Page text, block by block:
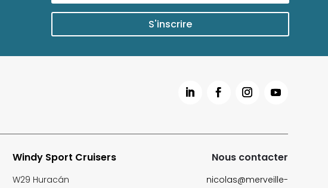
S'inscrire
Windy Sport Cruisers
W29 Huracán
Nous contacter
nicolas@merveille-